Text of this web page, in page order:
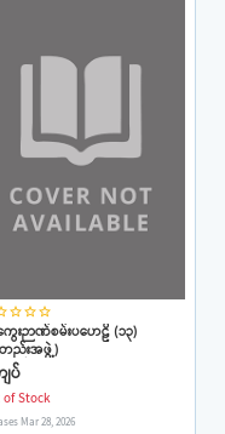
star_borderstar_borderstar_border
ေးဉာဏ်စမ်းပဟေဠိ (၁၃)
တည်းအဖွဲ့)
ပ်
of Stock
Mar 28, 2026